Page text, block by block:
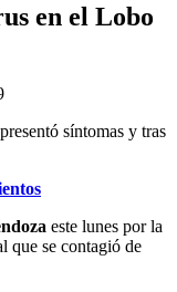
en el Lobo
síntomas y tras
este lunes por la
que se contagió de